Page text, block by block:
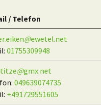
/ Telefon
@ewetel.net
01755309948
@gmx.net
049639074735
+491729551605